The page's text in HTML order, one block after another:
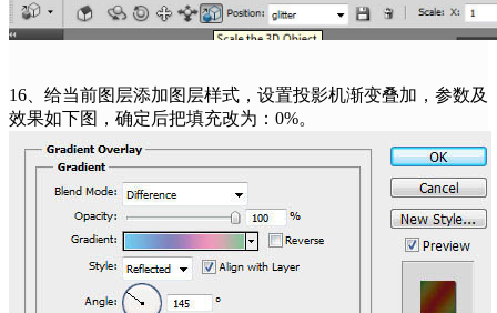
16、给当前图层添加图层样式，设置投影机渐变叠加，参数及
效果如下图，确定后把填充改为：0%。